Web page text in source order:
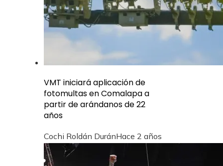
VMT iniciará aplicación de
fotomultas en Comalapa a
partir de arándanos de 22
años
Cochi Roldán DuránHace 2 años